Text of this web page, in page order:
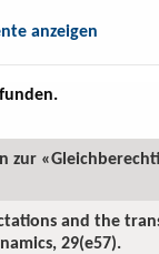
anzeigen
zur
and the
29(e57).